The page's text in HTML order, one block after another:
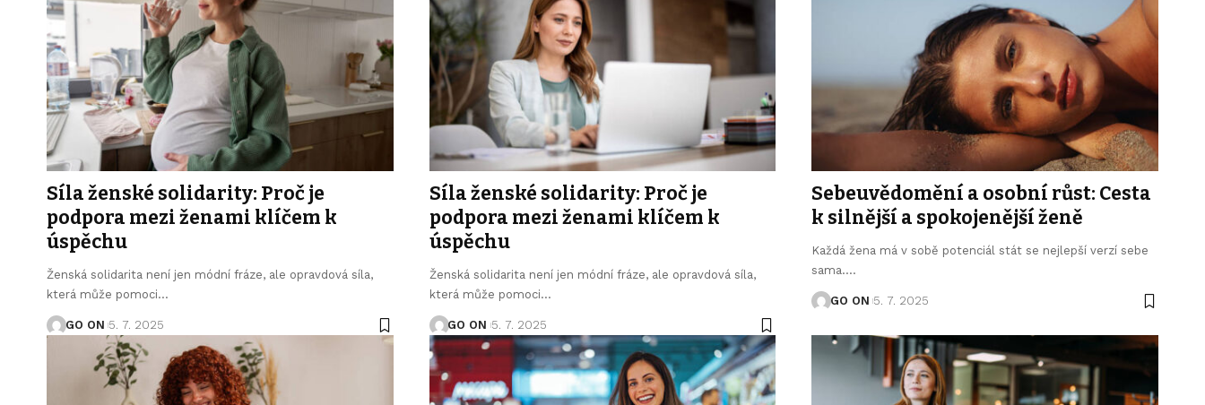
Síla ženské solidarity: Proč je
podpora mezi ženami klíčem k
úspěchu
Ženská solidarita není jen módní fráze, ale opravdová síla,
která může pomoci…
GO ON 5. 7. 2025
Síla ženské solidarity: Proč je
podpora mezi ženami klíčem k
úspěchu
Ženská solidarita není jen módní fráze, ale opravdová síla,
která může pomoci…
GO ON 5. 7. 2025
Sebeuvědomění a osobní růst: Cesta
k silnější a spokojenější ženě
Každá žena má v sobě potenciál stát se nejlepší verzí sebe
sama.…
GO ON 5. 7. 2025